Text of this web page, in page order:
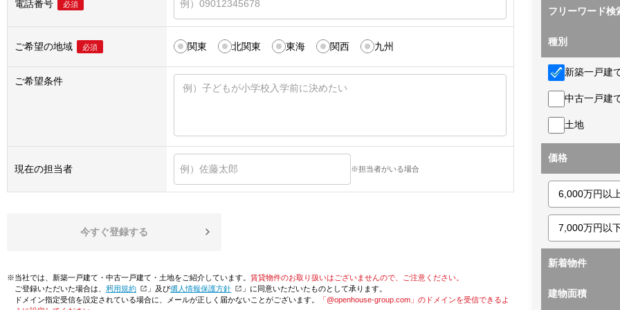
電話番号 必須
ご希望の地域 必須 関東 北関東 東海 関西 九州
ご希望条件
現在の担当者 ※担当者がいる場合
今すぐ登録する
※当社では、新築一戸建て・中古一戸建て・土地をご紹介しています。 賃貸物件のお取り扱いはございませんので、ご注意ください。
ご登録いただいた場合は、「利用規約 」及び「個人情報保護方針
」に同意いただいたものとして承ります。
ドメイン指定受信を設定されている場合に、メールが正しく届かないことがございます。
「@openhouse-group.com」のドメインを受信できるよ
フリーワード検
種別
新築一戸建
中古一戸建
土地
価格
新着物件
建物面積